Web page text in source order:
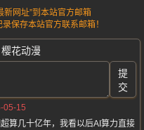
网址”到本站官方邮箱
保存本站官方联系邮箱！
花动漫
提
交
05-15
算几十亿年，我看以后AI算力直接